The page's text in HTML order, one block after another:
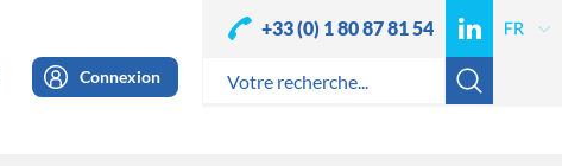
Connexion
+33 (0) 1 80 87 81 54